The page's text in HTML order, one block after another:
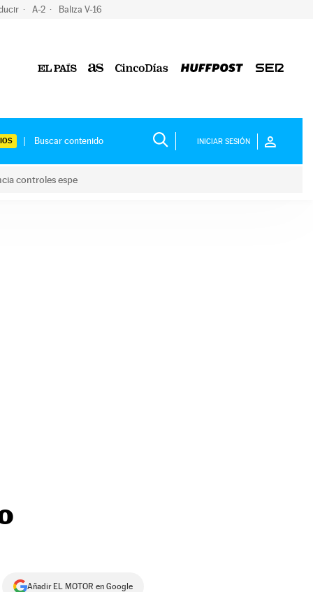
A-2 Baliza V-16
INICIAR SESIÓN
controles espe
Añadir EL MOTOR en Google